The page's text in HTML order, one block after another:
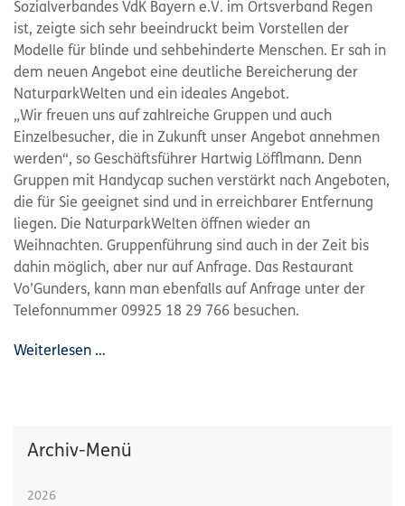
Sozialverbandes VdK Bayern e.V. im Ortsverband Regen
ist, zeigte sich sehr beeindruckt beim Vorstellen der
Modelle für blinde und sehbehinderte Menschen. Er sah in
dem neuen Angebot eine deutliche Bereicherung der
NaturparkWelten und ein ideales Angebot.
„Wir freuen uns auf zahlreiche Gruppen und auch
Einzelbesucher, die in Zukunft unser Angebot annehmen
werden“, so Geschäftsführer Hartwig Löfflmann. Denn
Gruppen mit Handycap suchen verstärkt nach Angeboten,
die für Sie geeignet sind und in erreichbarer Entfernung
liegen. Die NaturparkWelten öffnen wieder an
Weihnachten. Gruppenführung sind auch in der Zeit bis
dahin möglich, aber nur auf Anfrage. Das Restaurant
Vo’Gunders, kann man ebenfalls auf Anfrage unter der
Telefonnummer 09925 18 29 766 besuchen.
Weiterlesen …
Archiv-Menü
2026